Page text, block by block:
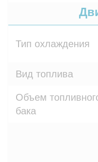
Тип охлаждения
Вид топлива
Объем
бака